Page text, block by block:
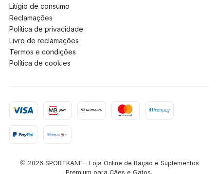
Litígio de consumo
Reclamações
Política de privacidade
Livro de reclamações
Termos e condições
Política de cookies
2026 SPORTKANE – Loja Online de Ração e Suplementos
Premium para Cães e Gatos.